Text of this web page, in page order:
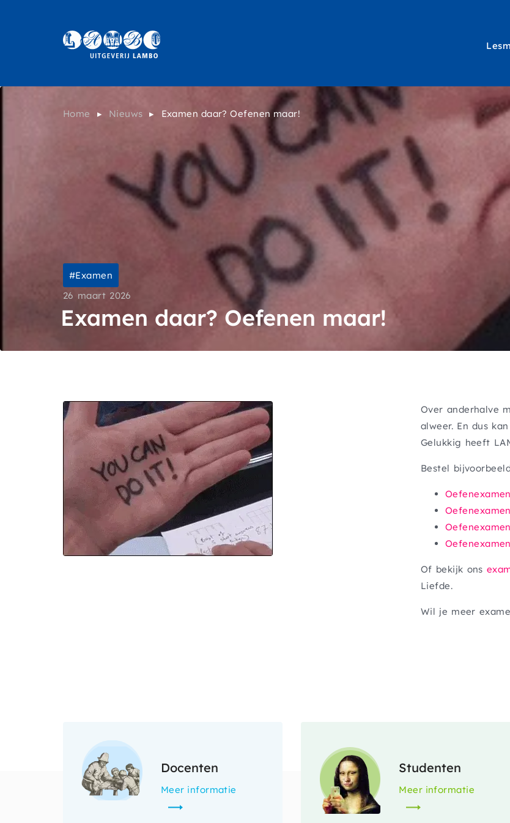
gaan
Home Nieuws Examen daar? Oefenen maar!
Examen
26 maart 2026
Examen daar? Oefenen maar!
Over anderhalve
alweer. En dus
Gelukkig heeft
Bestel
Of bekijk ons
Liefde.
Wil je meer
Afbeelding
Docenten
Meer informatie
Afbeelding
Studenten
Meer informatie